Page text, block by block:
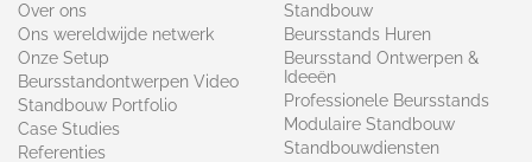
Over ons
Ons wereldwijde netwerk
Onze Setup
Beursstandontwerpen Video
Standbouw Portfolio
Case Studies
Referenties
Standbouw
Beursstands Huren
Beursstand Ontwerpen &
Ideeën
Professionele Beursstands
Modulaire Standbouw
Standbouwdiensten